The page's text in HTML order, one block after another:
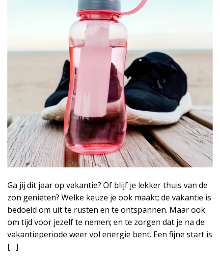
Ga jij dit jaar op vakantie? Of blijf je lekker thuis van de
zon genieten? Welke keuze je ook maakt; de vakantie is
bedoeld om uit te rusten en te ontspannen. Maar ook
om tijd voor jezelf te nemen; en te zorgen dat je na de
vakantieperiode weer vol energie bent. Een fijne start is
[…]